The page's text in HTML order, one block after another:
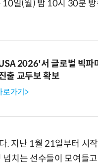
일(월) 밤 10시 30분 방
2026'서 글로벌 빅파
출 교두보 확보
로가기>
. 지난 1월 21일부터 시
치는 선수들이 모여들